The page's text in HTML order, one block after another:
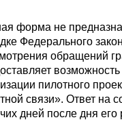
форма не
Федерального
обращений
пилотного
связи». Ответ на
дней после дня